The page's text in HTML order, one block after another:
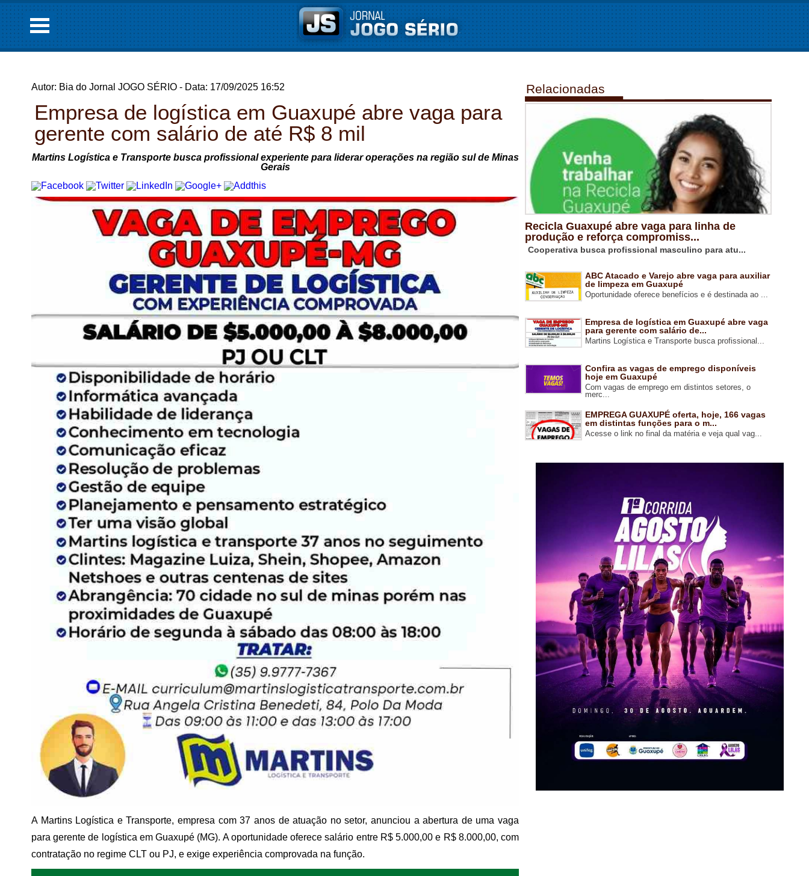
Autor: Bia do Jornal JOGO SÉRIO - Data: 17/09/2025 16:52
Empresa de logística em Guaxupé abre vaga para
gerente com salário de até R$ 8 mil
Martins Logística e Transporte busca profissional experiente para liderar operações na região sul de Minas
Gerais
A Martins Logística e Transporte, empresa com 37 anos de atuação no setor, anunciou a abertura de uma vaga
paragerente de logística em Guaxupé (MG). A oportunidade oferece salário entre R$ 5.000,00 e R$ 8.000,00, com
contratação no regime CLT ou PJ, e exige experiência comprovada na função.
Relacionadas
Recicla Guaxupé abre vaga para linha de
produção e reforça compromiss...
Cooperativa busca profissional masculino para atu...
ABC Atacado e Varejo abre vaga para auxiliar
de limpeza em Guaxupé
Oportunidade oferece benefícios e é destinada ao ...
Empresa de logística em Guaxupé abre vaga
para gerente com salário de...
Martins Logística e Transporte busca profissional...
Confira as vagas de emprego disponíveis
hoje em Guaxupé
Com vagas de emprego em distintos setores, o
merc...
EMPREGA GUAXUPÉ oferta, hoje, 166 vagas
em distintas funções para o m...
Acesse o link no final da matéria e veja qual vag...